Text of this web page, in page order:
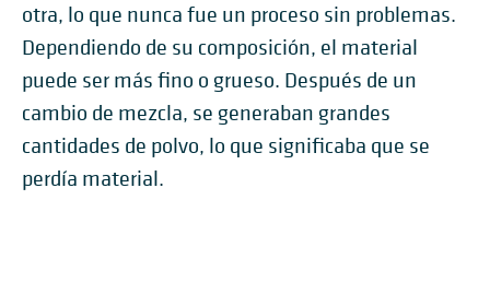
otra, lo que nunca fue un proceso sin problemas.
Dependiendo de su composición, el material
puede ser más fino o grueso. Después de un
cambio de mezcla, se generaban grandes
cantidades de polvo, lo que significaba que se
perdía material.